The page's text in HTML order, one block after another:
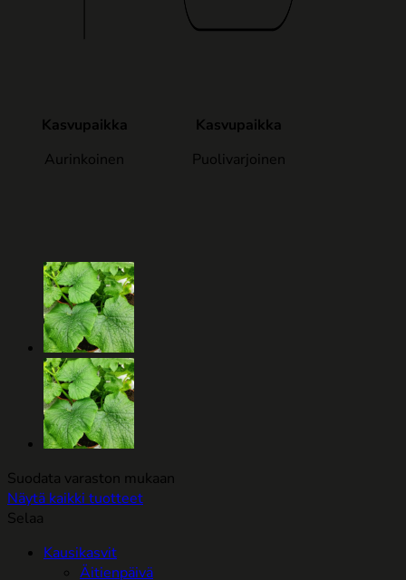
Kasvupaikka
Aurinkoinen
Kasvupaikka
Puolivarjoinen
Suodata varaston mukaan
Näytä kaikki tuotteet
Selaa
Kausikasvit
Äitienpäivä